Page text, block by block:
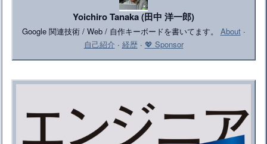
Yoichiro Tanaka (田中 洋一郎)
Google 関連技術 / Web / 自作キーボードを書いてます。 About·
自己紹介 · 経歴· 💖 Sponsor